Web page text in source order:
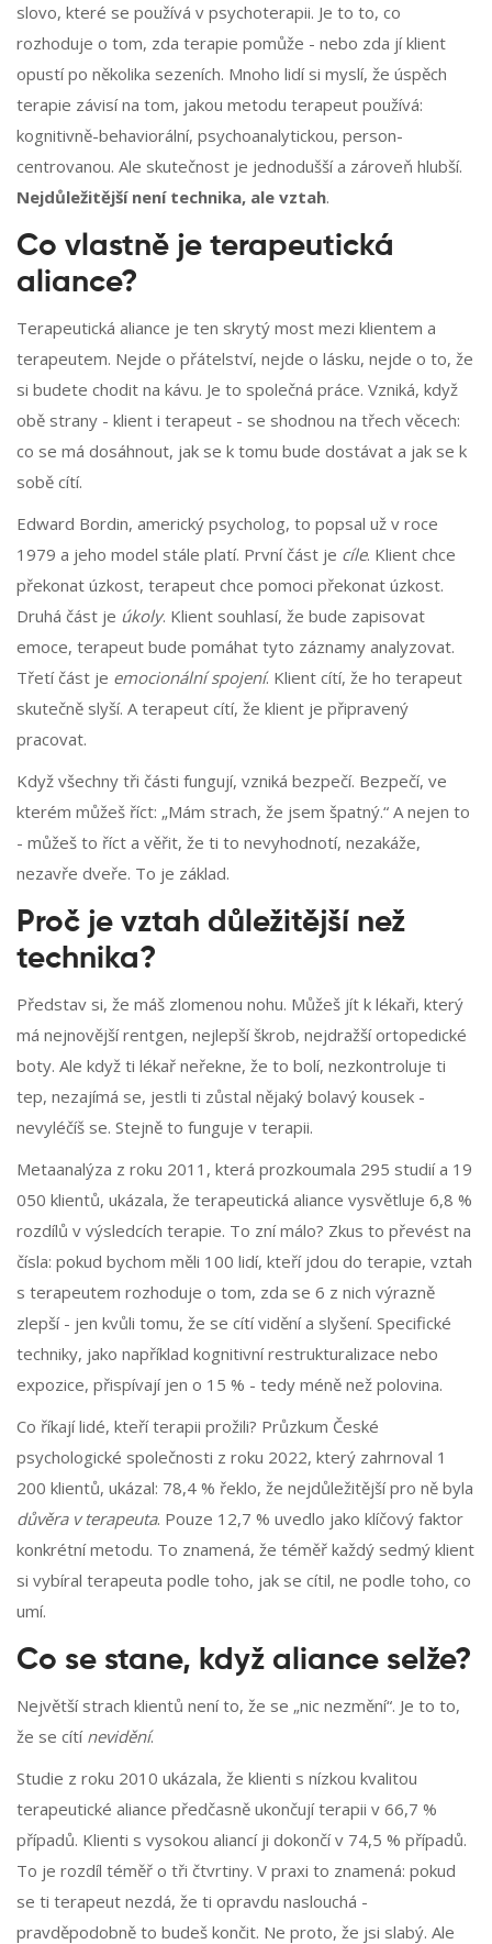
slovo, které se používá v psychoterapii. Je to to, co
rozhoduje o tom, zda terapie pomůže - nebo zda jí klient
opustí po několika sezeních. Mnoho lidí si myslí, že úspěch
terapie závisí na tom, jakou metodu terapeut používá:
kognitivně-behaviorální, psychoanalytickou, person-
centrovanou. Ale skutečnost je jednodušší a zároveň hlubší.
Nejdůležitější není technika, ale vztah.
Co vlastně je terapeutická
aliance?
Terapeutická aliance je ten skrytý most mezi klientem a
terapeutem. Nejde o přátelství, nejde o lásku, nejde o to, že
si budete chodit na kávu. Je to společná práce. Vzniká, když
obě strany - klient i terapeut - se shodnou na třech věcech:
co se má dosáhnout, jak se k tomu bude dostávat a jak se k
sobě cítí.
Edward Bordin, americký psycholog, to popsal už v roce
1979 a jeho model stále platí. První část je cíle. Klient chce
překonat úzkost, terapeut chce pomoci překonat úzkost.
Druhá část je úkoly. Klient souhlasí, že bude zapisovat
emoce, terapeut bude pomáhat tyto záznamy analyzovat.
Třetí část je emocionální spojení. Klient cítí, že ho terapeut
skutečně slyší. A terapeut cítí, že klient je připravený
pracovat.
Když všechny tři části fungují, vzniká bezpečí. Bezpečí, ve
kterém můžeš říct: „Mám strach, že jsem špatný.“ A nejen to
- můžeš to říct a věřit, že ti to nevyhodnotí, nezakáže,
nezavře dveře. To je základ.
Proč je vztah důležitější než
technika?
Představ si, že máš zlomenou nohu. Můžeš jít k lékaři, který
má nejnovější rentgen, nejlepší škrob, nejdražší ortopedické
boty. Ale když ti lékař neřekne, že to bolí, nezkontroluje ti
tep, nezajímá se, jestli ti zůstal nějaký bolavý kousek -
nevyléčíš se. Stejně to funguje v terapii.
Metaanalýza z roku 2011, která prozkoumala 295 studií a 19
050 klientů, ukázala, že terapeutická aliance vysvětluje 6,8 %
rozdílů v výsledcích terapie. To zní málo? Zkus to převést na
čísla: pokud bychom měli 100 lidí, kteří jdou do terapie, vztah
s terapeutem rozhoduje o tom, zda se 6 z nich výrazně
zlepší - jen kvůli tomu, že se cítí vidění a slyšení. Specifické
techniky, jako například kognitivní restrukturalizace nebo
expozice, přispívají jen o 15 % - tedy méně než polovina.
Co říkají lidé, kteří terapii prožili? Průzkum České
psychologické společnosti z roku 2022, který zahrnoval 1
200 klientů, ukázal: 78,4 % řeklo, že nejdůležitější pro ně byla
důvěra v terapeuta. Pouze 12,7 % uvedlo jako klíčový faktor
konkrétní metodu. To znamená, že téměř každý sedmý klient
si vybíral terapeuta podle toho, jak se cítil, ne podle toho, co
umí.
Co se stane, když aliance selže?
Největší strach klientů není to, že se „nic nezmění“. Je to to,
že se cítí nevidění.
Studie z roku 2010 ukázala, že klienti s nízkou kvalitou
terapeutické aliance předčasně ukončují terapii v 66,7 %
případů. Klienti s vysokou aliancí ji dokončí v 74,5 % případů.
To je rozdíl téměř o tři čtvrtiny. V praxi to znamená: pokud
se ti terapeut nezdá, že ti opravdu naslouchá -
pravděpodobně to budeš končit. Ne proto, že jsi slabý. Ale